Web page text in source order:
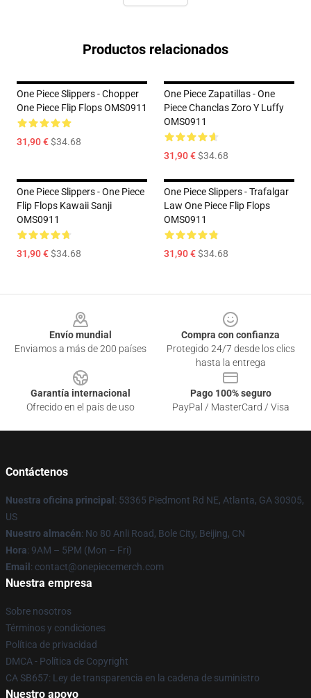
Productos relacionados
One Piece Slippers - Chopper
One Piece Flip Flops OMS0911
31,90 €$34.68
One Piece Zapatillas - One
Piece Chanclas Zoro Y Luffy
OMS0911
31,90 €$34.68
One Piece Slippers - One Piece
Flip Flops Kawaii Sanji
OMS0911
31,90 €$34.68
One Piece Slippers - Trafalgar
Law One Piece Flip Flops
OMS0911
31,90 €$34.68
Envío mundial
Enviamos a más de 200 países
Compra con confianza
Protegido 24/7 desde los clics
hasta la entrega
Garantía internacional
Ofrecido en el país de uso
Pago 100% seguro
PayPal / MasterCard / Visa
Contáctenos
Nuestra oficina principal : 53365 Piedmont Rd NE, Atlanta, GA 30305,
US
Nuestro almacén: No 80 Anli Road, Bole City, Beijing, CN
Hora: 9AM – 5PM (Mon – Fri)
Email : contact@onepiecemerch.com
Nuestra empresa
Sobre nosotros
Términos y condiciones
Política de privacidad
DMCA - Política de Copyright
CA SB657: Ley de transparencia en la cadena de suministro
Nuestro apoyo